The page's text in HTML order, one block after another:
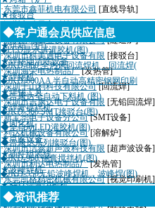
★接驳台
★回流焊机
★烘箱（炉）
★焊锡烟清除设备
★焊锡机
★焊锡工具
★焊膏搅拌机
★固化机
★点胶设备
★插件组装线
★波峰焊机
★SMT焊膏印刷机
★SMD零件编带机
·东莞市鑫菲机电有限公司 [直线导轨]
深圳市瑞天宇科技有限公司
[AOI]
·深圳粤城工业设备有限公司 [隧道炉]
·深圳市科美通电子设备有限 [接驳台]
·深圳海荣电热制品厂 [发热管]
·深圳千山利科技有限公司 [回流焊]
·深圳市吉康达电子设备有限 [无铅回流焊]
·新宝华电子设备分公司 [SMT设备]
·利达机械设备有限公司 [溶解炉]
·深圳市洁泰超声波科技有限 [超声波设备]
·深圳市利达电热制品厂 [发热管]
·东莞凯格精密机械有限公司 [视觉印刷机]
·深圳市迈瑞自动化设备有限
◆客户通会员供应信息
◆LED显示屏灌胶机(图)
◆JKD-860 全热风回流焊机，回流焊(
◆JKD-600AA 半自动高精密钢网印刷
◆吉康达全自动下料机 (图)
◆JKD-360 SMT接驳台(图)
◆全自动LED灌胶机(图)
◆吉康达系列接驳台(图)
◆JKD-968 锡膏搅拌机(图)
◆JKD-350无铅波峰焊机，波峰焊(图)
◆通信电缆(图)
◆计算机电缆(图)
◆资讯推荐